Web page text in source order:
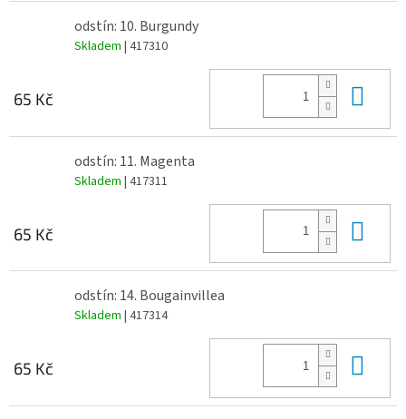
odstín: 10. Burgundy
Skladem | 417310
65 Kč
odstín: 11. Magenta
Skladem | 417311
65 Kč
odstín: 14. Bougainvillea
Skladem | 417314
65 Kč